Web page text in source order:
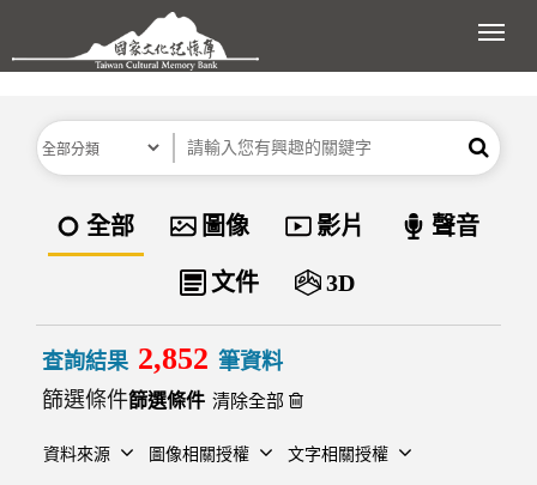
跳到主要內容區塊
展
分類 關鍵字 搜尋
資料類型
全部 圖像 影片 聲音
文件 3D
查詢結果 2,852 筆資料
篩選條件
清除全部
資料來源 圖像相關授權 文字相關授權